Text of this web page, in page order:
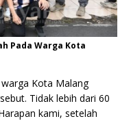
Pada Warga Kota
Kota Malang
Tidak lebih dari 60
kami, setelah